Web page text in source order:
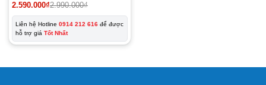
2.590.000₫2.990.000₫
Liên hệ Hotline 0914 212 616 để được
hỗ trợ giá Tốt Nhất